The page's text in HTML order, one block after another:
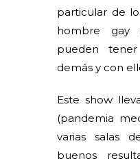
particular de
hombre gay
pueden
demás y con
Este show
(pandemia
varias salas
buenos